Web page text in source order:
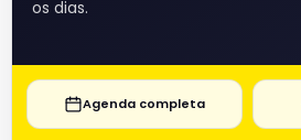
os dias.
Agenda completa